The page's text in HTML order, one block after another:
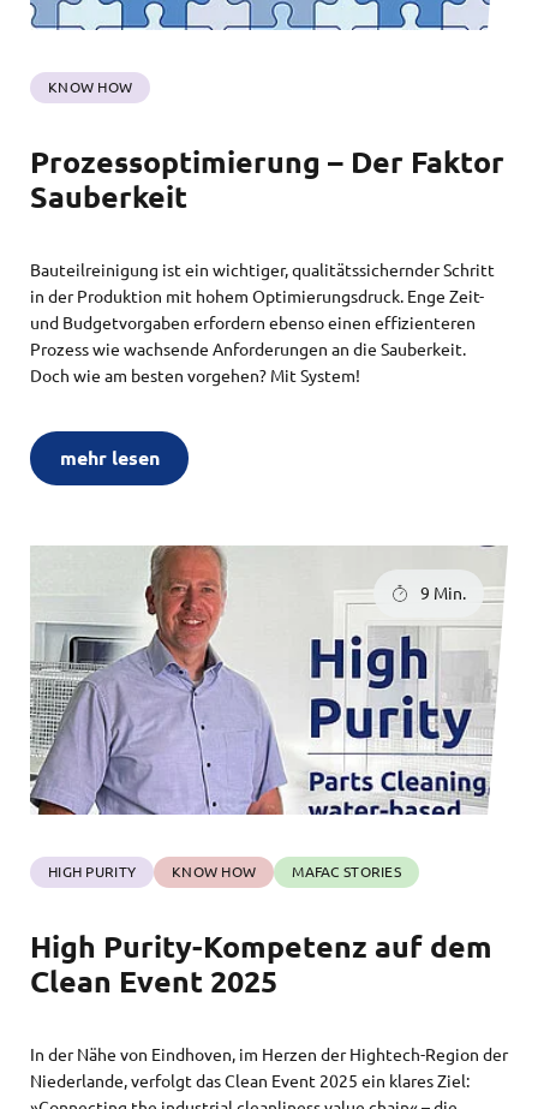
KNOW HOW
Prozessoptimierung – Der Faktor
Sauberkeit
Bauteilreinigung ist ein wichtiger, qualitätssichernder Schritt
in der Produktion mit hohem Optimierungsdruck. Enge Zeit-
und Budgetvorgaben erfordern ebenso einen effizienteren
Prozess wie wachsende Anforderungen an die Sauberkeit.
Doch wie am besten vorgehen? Mit System!
mehr lesen
9 Min.
HIGH PURITY KNOW HOW MAFAC STORIES
High Purity-Kompetenz auf dem
Clean Event 2025
In der Nähe von Eindhoven, im Herzen der Hightech-Region der
Niederlande, verfolgt das Clean Event 2025 ein klares Ziel: